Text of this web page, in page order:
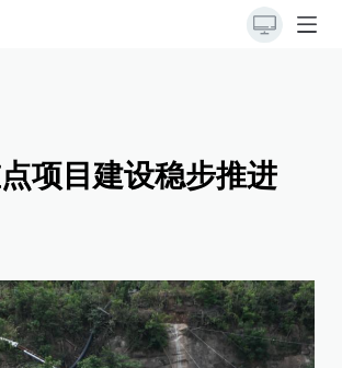
项目建设稳步推进